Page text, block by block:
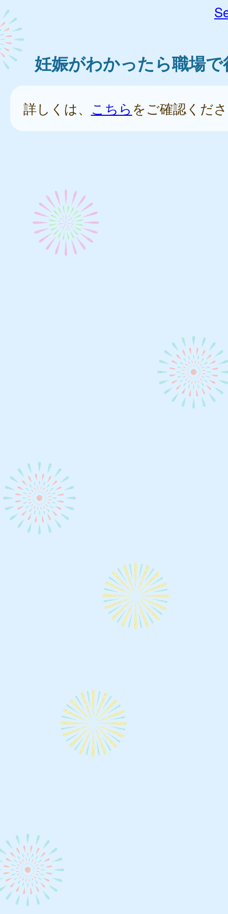
妊娠がわかったら職場
詳しくは、 こちら をご確認くだ